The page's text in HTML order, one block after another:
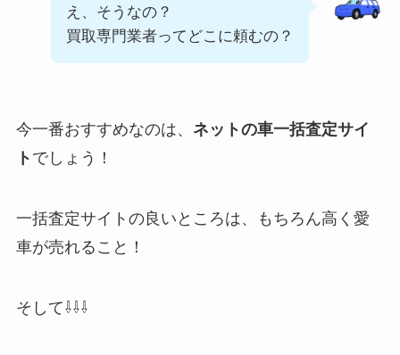
え、そうなの？
買取専門業者ってどこに頼むの？
今一番おすすめなのは、 ネットの車一括査定サイ
ト でしょう！
一括査定サイトの良いところは、もちろん高く愛
車が売れること！
そして⇩⇩⇩